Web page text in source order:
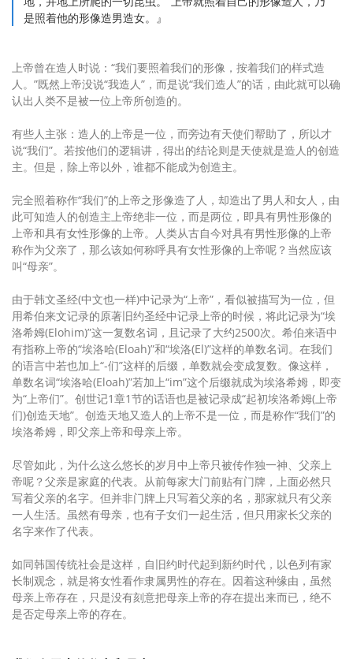
是照着他的形像造男造女。』
上帝曾在造人时说：“我们要照着我们的形像，按着我们的样式造
人。”既然上帝没说“我造人”，而是说“我们造人”的话，由此就可以确
认出人类不是被一位上帝所创造的。
有些人主张：造人的上帝是一位，而旁边有天使们帮助了，所以才
说“我们”。若按他们的逻辑讲，得出的结论则是天使就是造人的创造
主。但是，除上帝以外，谁都不能成为创造主。
完全照着称作“我们”的上帝之形像造了人，却造出了男人和女人，由
此可知造人的创造主上帝绝非一位，而是两位，即具有男性形像的
上帝和具有女性形像的上帝。人类从古自今对具有男性形像的上帝
称作为父亲了，那么该如何称呼具有女性形像的上帝呢？当然应该
叫“母亲”。
由于韩文圣经(中文也一样)中记录为“上帝”，看似被描写为一位，但
用希伯来文记录的原著旧约圣经中记录上帝的时候，将此记录为“埃
洛希姆(Elohim)”这一复数名词，且记录了大约2500次。希伯来语中
有指称上帝的“埃洛哈(Eloah)”和“埃洛(El)”这样的单数名词。在我们
的语言中若也加上“-们”这样的后缀，单数就会变成复数。像这样，
单数名词“埃洛哈(Eloah)”若加上“im”这个后缀就成为埃洛希姆，即变
为“上帝们”。创世记1章1节的话语也是被记录成“起初埃洛希姆(上帝
们)创造天地”。创造天地又造人的上帝不是一位，而是称作“我们”的
埃洛希姆，即父亲上帝和母亲上帝。
尽管如此，为什么这么悠长的岁月中上帝只被传作独一神、父亲上
帝呢？父亲是家庭的代表。从前每家大门前贴有门牌，上面必然只
写着父亲的名字。但并非门牌上只写着父亲的名，那家就只有父亲
一人生活。虽然有母亲，也有子女们一起生活，但只用家长父亲的
名字来作了代表。
如同韩国传统社会是这样，自旧约时代起到新约时代，以色列有家
长制观念，就是将女性看作隶属男性的存在。因着这种缘由，虽然
母亲上帝存在，只是没有刻意把母亲上帝的存在提出来而已，绝不
是否定母亲上帝的存在。